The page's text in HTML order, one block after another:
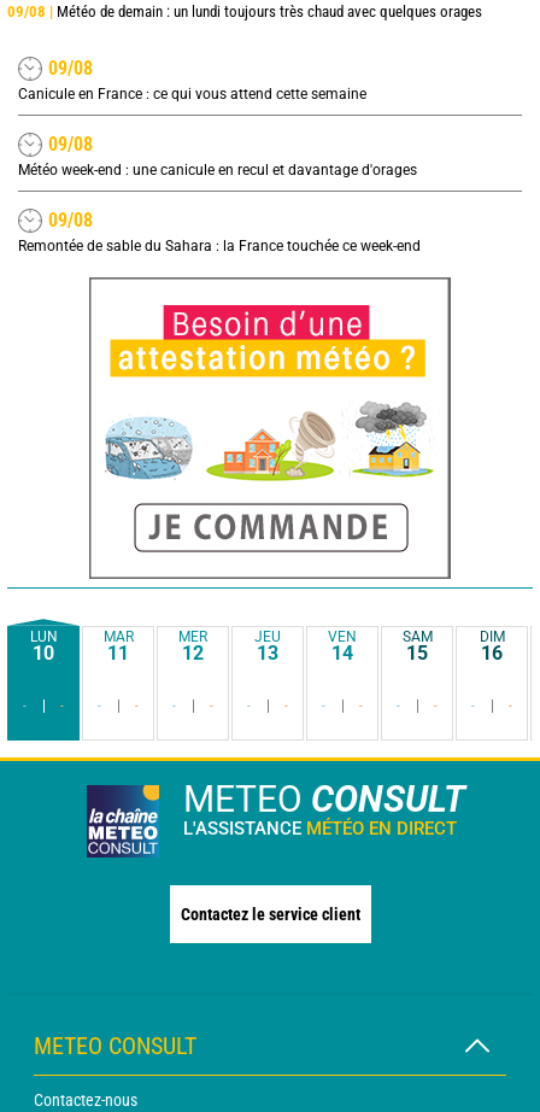
09/08 | Météo de demain : un lundi toujours très chaud avec quelques orages
09/08
Canicule en France : ce qui vous attend cette semaine
09/08
Météo week-end : une canicule en recul et davantage d'orages
09/08
Remontée de sable du Sahara : la France touchée ce week-end
LUN
10
- -
MAR
11
- -
MER
12
- -
JEU
13
- -
VEN
14
- -
SAM
15
- -
DIM
16
- -
METEO CONSULT
L'ASSISTANCE MÉTÉO EN DIRECT
Contactez le service client
METEO CONSULT
Contactez-nous